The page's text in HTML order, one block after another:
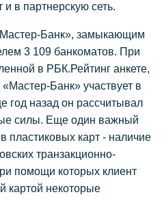
в партнерскую сеть.
Банк», замыкающим
3 109 банкоматов. При
в РБК.Рейтинг анкете,
Банк» участвует в
год назад он рассчитывал
силы. Еще один важный
пластиковых карт - наличие
транзакционно-
помощи которых клиент
картой некоторые